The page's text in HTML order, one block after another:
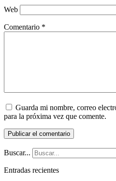
Web
Comentario *
Guarda mi nombre, correo
para la próxima vez que comente.
Buscar...
Entradas recientes